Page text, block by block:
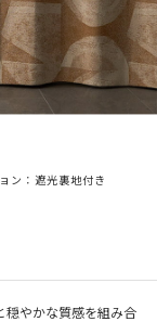
ン：遮光裏地付き
穏やかな質感を組み合